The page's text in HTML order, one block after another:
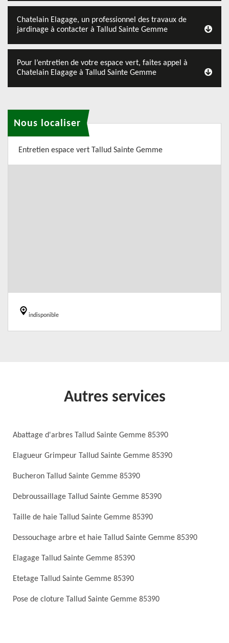
Chatelain Elagage, un professionnel des travaux de
jardinage à contacter à Tallud Sainte Gemme
Pour l’entretien de votre espace vert, faites appel à
Chatelain Elagage à Tallud Sainte Gemme
Nous localiser
Entretien espace vert Tallud Sainte Gemme
indisponible
Autres services
Abattage d'arbres Tallud Sainte Gemme 85390
Elagueur Grimpeur Tallud Sainte Gemme 85390
Bucheron Tallud Sainte Gemme 85390
Debroussaillage Tallud Sainte Gemme 85390
Taille de haie Tallud Sainte Gemme 85390
Dessouchage arbre et haie Tallud Sainte Gemme 85390
Elagage Tallud Sainte Gemme 85390
Etetage Tallud Sainte Gemme 85390
Pose de cloture Tallud Sainte Gemme 85390